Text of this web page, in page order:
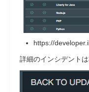
https://
詳細のインシデント